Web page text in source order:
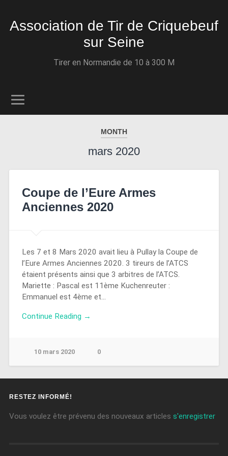
Association de Tir de Criquebeuf
sur Seine
Tirer en Normandie de 10 à 300 M
MONTH
mars 2020
Coupe de l’Eure Armes
Anciennes 2020
Les 7 et 8 Mars 2020 avait lieu à Pullay la Coupe de
l’Eure Armes Anciennes 2020. 3 tireurs de l’ATCS
étaient présents ainsi que 3 arbitres de l’ATCS.
Mariette : Pascal est 11ème Kuchenreuter :
Emmanuel est 4ème et…
Continue Reading →
10 mars 2020 0
RESTEZ INFORMÉ!
Vous voulez être prévenu des nouveaux articles s'enregistrer